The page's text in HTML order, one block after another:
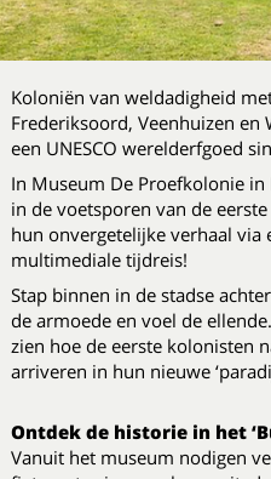
Koloniën van weldadigheid
Frederiksoord, Veenhuizen
een UNESCO werelderfgoed
In Museum De Proefkolonie
in de voetsporen van de
hun onvergetelijke verhaal via
multimediale tijdreis!
Stap binnen in de stadse
de armoede en voel de
zien hoe de eerste kolonisten
arriveren in hun nieuwe
Ontdek de historie in het
Vanuit het museum nodigen